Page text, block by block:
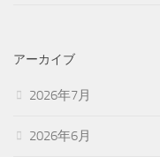
アーカイブ
2026年7月
2026年6月